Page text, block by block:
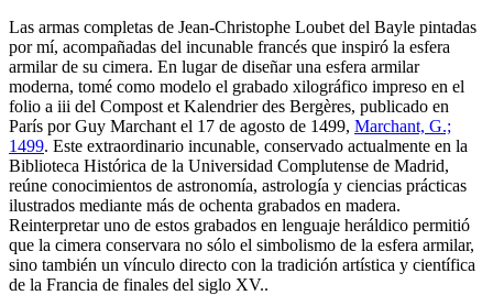
Las armas completas de Jean-Christophe Loubet del Bayle pintadas
por mí, acompañadas del incunable francés que inspiró la esfera
armilar de su cimera. En lugar de diseñar una esfera armilar
moderna, tomé como modelo el grabado xilográfico impreso en el
folio a iii del Compost et Kalendrier des Bergères, publicado en
París por Guy Marchant el 17 de agosto de 1499, Marchant, G.;
1499. Este extraordinario incunable, conservado actualmente en la
Biblioteca Histórica de la Universidad Complutense de Madrid,
reúne conocimientos de astronomía, astrología y ciencias prácticas
ilustrados mediante más de ochenta grabados en madera.
Reinterpretar uno de estos grabados en lenguaje heráldico permitió
que la cimera conservara no sólo el simbolismo de la esfera armilar,
sino también un vínculo directo con la tradición artística y científica
de la Francia de finales del siglo XV..